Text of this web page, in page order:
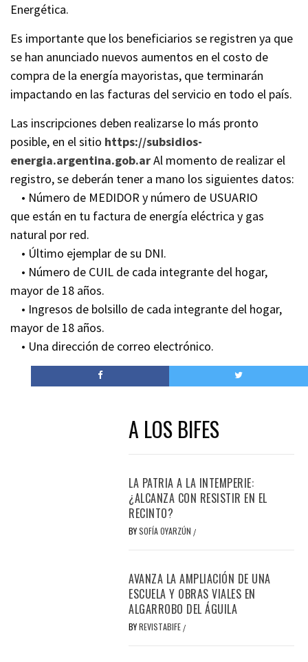
Energética.
Es importante que los beneficiarios se registren ya que
se han anunciado nuevos aumentos en el costo de
compra de la energía mayoristas, que terminarán
impactando en las facturas del servicio en todo el país.
Las inscripciones deben realizarse lo más pronto
posible, en el sitio https://subsidios-
energia.argentina.gob.arAl momento de realizar el
registro, se deberán tener a mano los siguientes datos:
• Número de MEDIDOR y número de USUARIO
que están en tu factura de energía eléctrica y gas
natural por red.
• Último ejemplar de su DNI.
• Número de CUIL de cada integrante del hogar,
mayor de 18 años.
• Ingresos de bolsillo de cada integrante del hogar,
mayor de 18 años.
• Una dirección de correo electrónico.
A LOS BIFES
LA PATRIA A LA INTEMPERIE:
¿ALCANZA CON RESISTIR EN EL
RECINTO?
BYSOFÍA OYARZÚN /
AVANZA LA AMPLIACIÓN DE UNA
ESCUELA Y OBRAS VIALES EN
ALGARROBO DEL ÁGUILA
BYREVISTABIFE /